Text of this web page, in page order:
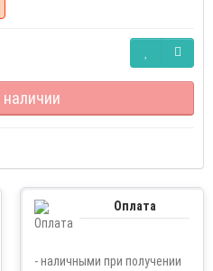
Оплата
- наличными при получении